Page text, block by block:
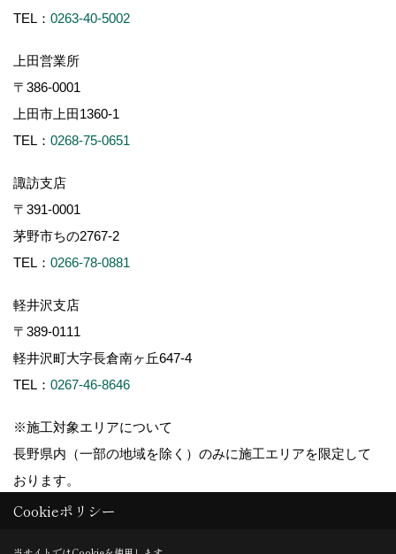
TEL： 0263-40-5002
上田営業所
〒386-0001
上田市上田1360-1
TEL： 0268-75-0651
諏訪支店
〒391-0001
茅野市ちの2767-2
TEL： 0266-78-0881
軽井沢支店
〒389-0111
軽井沢町大字長倉南ヶ丘647-4
TEL： 0267-46-8646
※施工対象エリアについて
長野県内（一部の地域を除く）のみに施工エリアを限定して
おります。
Cookieポリシー